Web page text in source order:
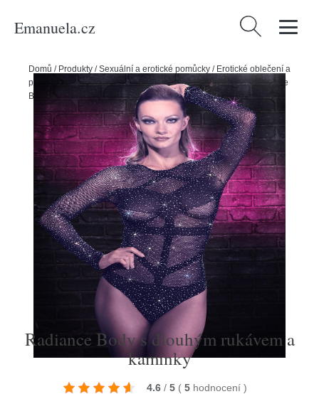
Emanuela.cz Vyhledávání
Domů / Produkty /Sexuální a erotické pomůcky / Erotické oblečení a
prádlo
Dámské erotické prádlo /Dámská erotická body/ Radiance
Body s dlouhým rukávem a kamínky
Radiance Body s dlouhým rukávem a
kamínky
4.6 / 5 ( 5 hodnocení )